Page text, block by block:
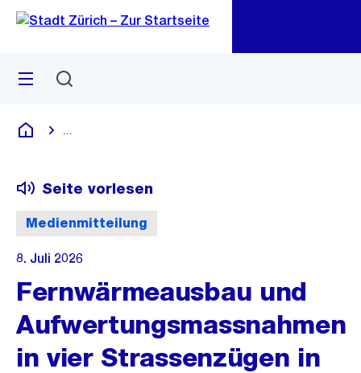
Navigation
Sprunglink
Menü
Deutsch
Medienmitteilung
Seite vorlesen
8. Juli 2026
Fernwärmeausbau und
Aufwertungsmassnahmen
in vier Strassenzügen in